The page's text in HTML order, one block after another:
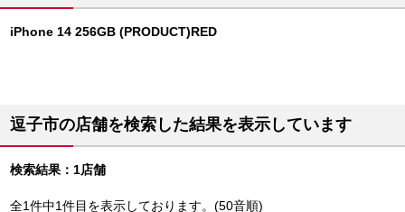
iPhone 14 256GB (PRODUCT)RED
逗子市の店舗を検索した結果を表示しています
検索結果：1店舗
全1件中1件目を表示しております。(50音順)